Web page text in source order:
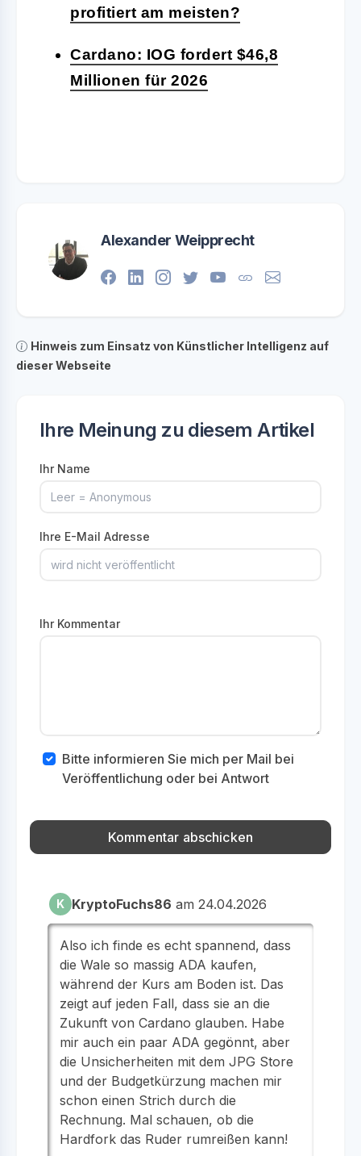
profitiert am meisten?
Cardano: IOG fordert $46,8
Millionen für 2026
Alexander Weipprecht
Hinweis zum Einsatz von Künstlicher Intelligenz auf
dieser Webseite
Ihre Meinung zu diesem Artikel
Ihr Name
Ihre E-Mail Adresse
Ihr Kommentar
Bitte informieren Sie mich per Mail bei
Veröffentlichung oder bei Antwort
K KryptoFuchs86 am 24.04.2026
Also ich finde es echt spannend, dass
die Wale so massig ADA kaufen,
während der Kurs am Boden ist. Das
zeigt auf jeden Fall, dass sie an die
Zukunft von Cardano glauben. Habe
mir auch ein paar ADA gegönnt, aber
die Unsicherheiten mit dem JPG Store
und der Budgetkürzung machen mir
schon einen Strich durch die
Rechnung. Mal schauen, ob die
Hardfork das Ruder rumreißen kann!